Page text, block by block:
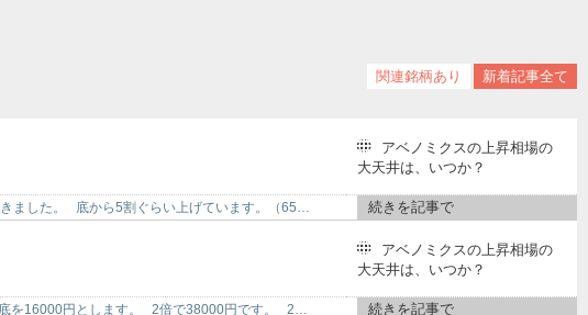
関連銘柄あり 新着記事全て
アベノミクスの上昇相場の
大天井は、いつか？
ました。 底から5割ぐらい上げています。（65… 続きを記事で
アベノミクスの上昇相場の
大天井は、いつか？
を16000円とします。 2倍で38000円です。 2… 続きを記事で